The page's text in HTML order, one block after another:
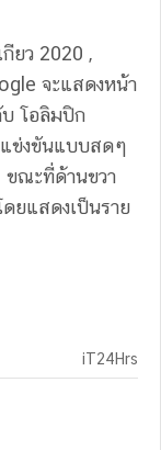
ยว 2020 ,
จะแสดงหน้า
บ โอลิมปิก
แข่งขันแบบสดๆ
ขณะที่ด้านขวา
ยแสดงเป็นราย
iT24Hrs